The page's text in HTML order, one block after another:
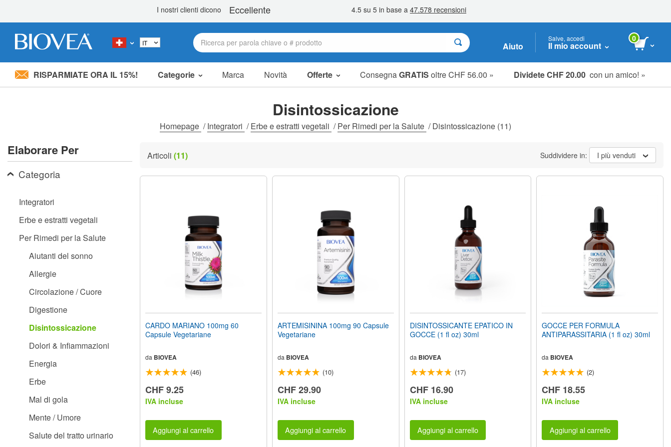
Nota:
accessibilità.
Premi
Control-
adattare
utilizzano
accessibilità.
Aiuto
Salve, accedi
Il mio account
0
RISPARMIATE ORA IL 15%! Categorie Marca Novità Offerte ConsegnaGRATIS oltre CHF 56.00 » Dividete CHF 20.00 con un amico! »
Articoli in offerta
Liquidazione
Disintossicazione
Homepage /Integratori /Erbe e estratti vegetali /Per Rimedi per la Salute /Disintossicazione (11)
Elaborare Per
Categoria
Integratori
Erbe e estratti vegetali
Per Rimedi per la Salute
Aiutanti del sonno
Allergie
Circolazione / Cuore
Digestione
Disintossicazione
Dolori & Infiammazioni
Energia
Erbe
Mal di gola
Mente / Umore
Salute del tratto urinario
Articoli (11) Suddividere in: I più venduti
CARDO MARIANO 100mg 60
Capsule Vegetariane
da BIOVEA
(46)
CHF 9.25
IVA incluse
Aggiungi al carrello
ARTEMISININA 100mg 90 Capsule
Vegetariane
da BIOVEA
(10)
CHF 29.90
IVA incluse
Aggiungi al carrello
DISINTOSSICANTE EPATICO IN
GOCCE (1 fl oz) 30ml
da BIOVEA
(17)
CHF 16.90
IVA incluse
Aggiungi al carrello
GOCCE PER FORMULA
ANTIPARASSITARIA (1 fl oz) 30ml
da BIOVEA
(2)
CHF 18.55
IVA incluse
Aggiungi al carrello